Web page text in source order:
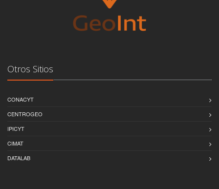
Otros Sitios
CONACYT
CENTROGEO
IPICYT
CIMAT
DATALAB